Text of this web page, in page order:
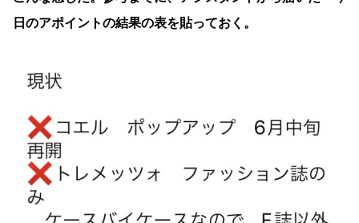
日のアポイントの結果の表を貼っておく。